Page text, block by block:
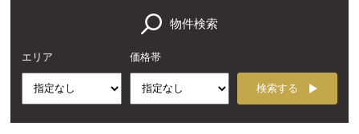
物件検索
エリア 価格帯
検索する